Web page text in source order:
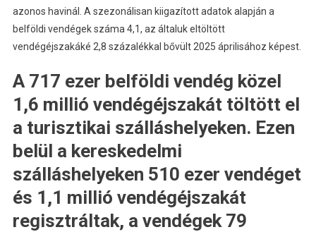
azonos havinál. A szezonálisan kiigazított adatok alapján a
belföldi vendégek száma 4,1, az általuk eltöltött
vendégéjszakáké 2,8 százalékkal bővült 2025 áprilisához képest.
A 717 ezer belföldi vendég közel
1,6 millió vendégéjszakát töltött el
a turisztikai szálláshelyeken. Ezen
belül a kereskedelmi
szálláshelyeken 510 ezer vendéget
és 1,1 millió vendégéjszakát
regisztráltak, a vendégek 79